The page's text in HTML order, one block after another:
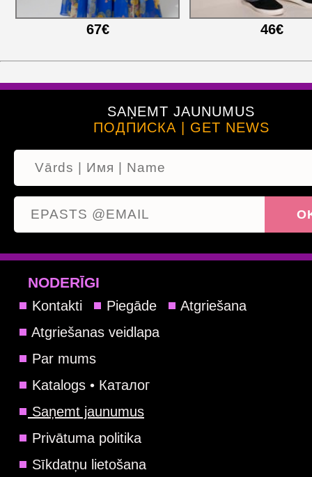
67€ 46€
SAŅEMT JAUNUMUS
ПОДПИСКА | GET NEWS
NODERĪGI
Kontakti Piegāde
Atgriešana
Atgriešanas veidlapa
Par mums
Katalogs • Каталог
Saņemt jaunumus
Privātuma politika
Sīkdatņu lietošana